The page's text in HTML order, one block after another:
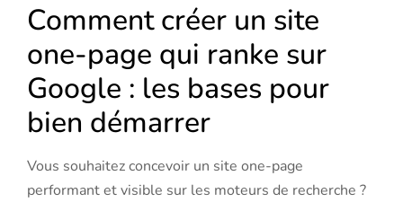
Comment créer un site
one-page qui ranke sur
Google : les bases pour
bien démarrer
Vous souhaitez concevoir un site one-page
performant et visible sur les moteurs de recherche ?